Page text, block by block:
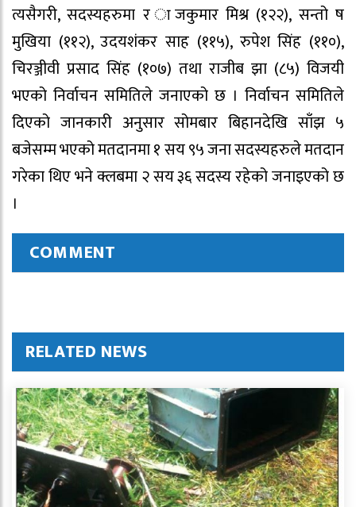
त्यसैगरी, सदस्यहरुमा र ाजकुमार मिश्र (१२२), सन्तो ष
मुखिया (११२), उदयशंकर साह (११५), रुपेश सिंह (११०),
चिरञ्जीवी प्रसाद सिंह (१०७) तथा राजीब झा (८५) विजयी
भएको निर्वाचन समितिले जनाएको छ । निर्वाचन समितिले
दिएको जानकारी अनुसार सोमबार बिहानदेखि साँझ ५
बजेसम्म भएको मतदानमा १ सय ९५ जना सदस्यहरुले मतदान
गरेका थिए भने क्लबमा २ सय ३६ सदस्य रहेको जनाइएको छ
।
COMMENT
RELATED NEWS